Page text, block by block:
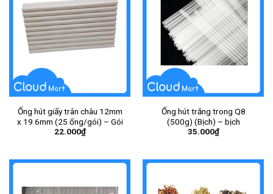
Ống hút giấy trân châu 12mm
x 19.6mm (25 ống/gói) – Gói
22.000₫
Ống hút trắng trong Q8
(500g) (Bịch) – bịch
35.000₫